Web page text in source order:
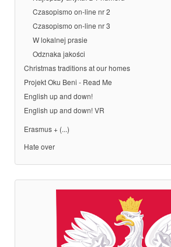
Czasopismo on-line nr 2
Czasopismo on-line nr 3
W lokalnej prasie
Odznaka jakości
Christmas traditions at our homes
Projekt Oku Beni - Read Me
English up and down!
English up and down! VR
Erasmus + (...)
Hate over